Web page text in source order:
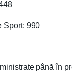
Sport: 990
până în